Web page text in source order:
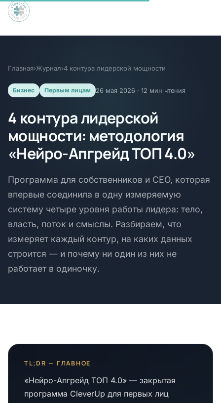
Главная›Журнал›4 контура лидерской мощности
Бизнес Первым лицам 26 мая 2026 · 12 мин чтения
4 контура лидерской
мощности: методология
«Нейро-Апгрейд ТОП 4.0»
Программа для собственников и CEO, которая
впервые соединила в одну измеряемую
систему четыре уровня работы лидера: тело,
власть, поток и смыслы. Разбираем, что
измеряет каждый контур, на каких данных
строится — и почему ни один из них не
работает в одиночку.
TL;DR — ГЛАВНОЕ
«Нейро-Апгрейд ТОП 4.0» — закрытая
программа CleverUp для первых лиц